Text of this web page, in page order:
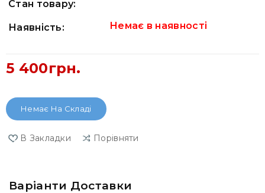
Стан товару:
Наявність: Немає в наявності
5 400грн.
Немає На Складі
В Закладки Порівняти
Варiанти Доставки